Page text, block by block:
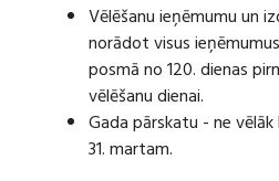
Vēlēšanu ieņēmumu un
norādot visus
posmā no 120. dienas
vēlēšanu dienai.
Gada pārskatu - ne
31. martam.